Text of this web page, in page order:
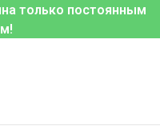
только постоянным